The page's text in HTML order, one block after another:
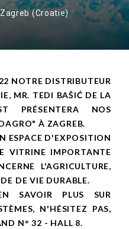
Zagreb (Croatie)
NOTRE DISTRIBUTEUR
MR. TEDI BAŠIĆ DE LA
PRÉSENTERA NOS
À ZAGREB.
ESPACE D'EXPOSITION
VITRINE IMPORTANTE
L'AGRICULTURE,
DE VIE DURABLE.
SAVOIR PLUS SUR
N'HÉSITEZ PAS,
N° 32 - HALL 8.